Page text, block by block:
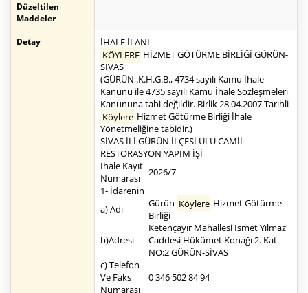
Düzeltilen
Maddeler
Detay
İHALE İLANI
KÖYLERE HİZMET GÖTÜRME BİRLİĞİ GÜRÜN-
SİVAS
(GÜRÜN .K.H.G.B., 4734 sayılı Kamu İhale
Kanunu ile 4735 sayılı Kamu İhale Sözleşmeleri
Kanununa tabi değildir. Birlik 28.04.2007 Tarihli
Köylere Hizmet Götürme Birliği İhale
Yönetmeliğine tabidir.)
SİVAS İLİ GÜRÜN İLÇESİ ULU CAMİİ
RESTORASYON YAPIM İŞİ
İhale Kayıt
Numarası
2026/7
1- İdarenin
a) Adı
Gürün Köylere Hizmet Götürme
Birliği
b)Adresi
Ketençayır Mahallesi İsmet Yılmaz
Caddesi Hükümet Konağı 2. Kat
NO:2 GÜRÜN-SİVAS
c) Telefon
Ve Faks
Numarası
0 346 502 84 94